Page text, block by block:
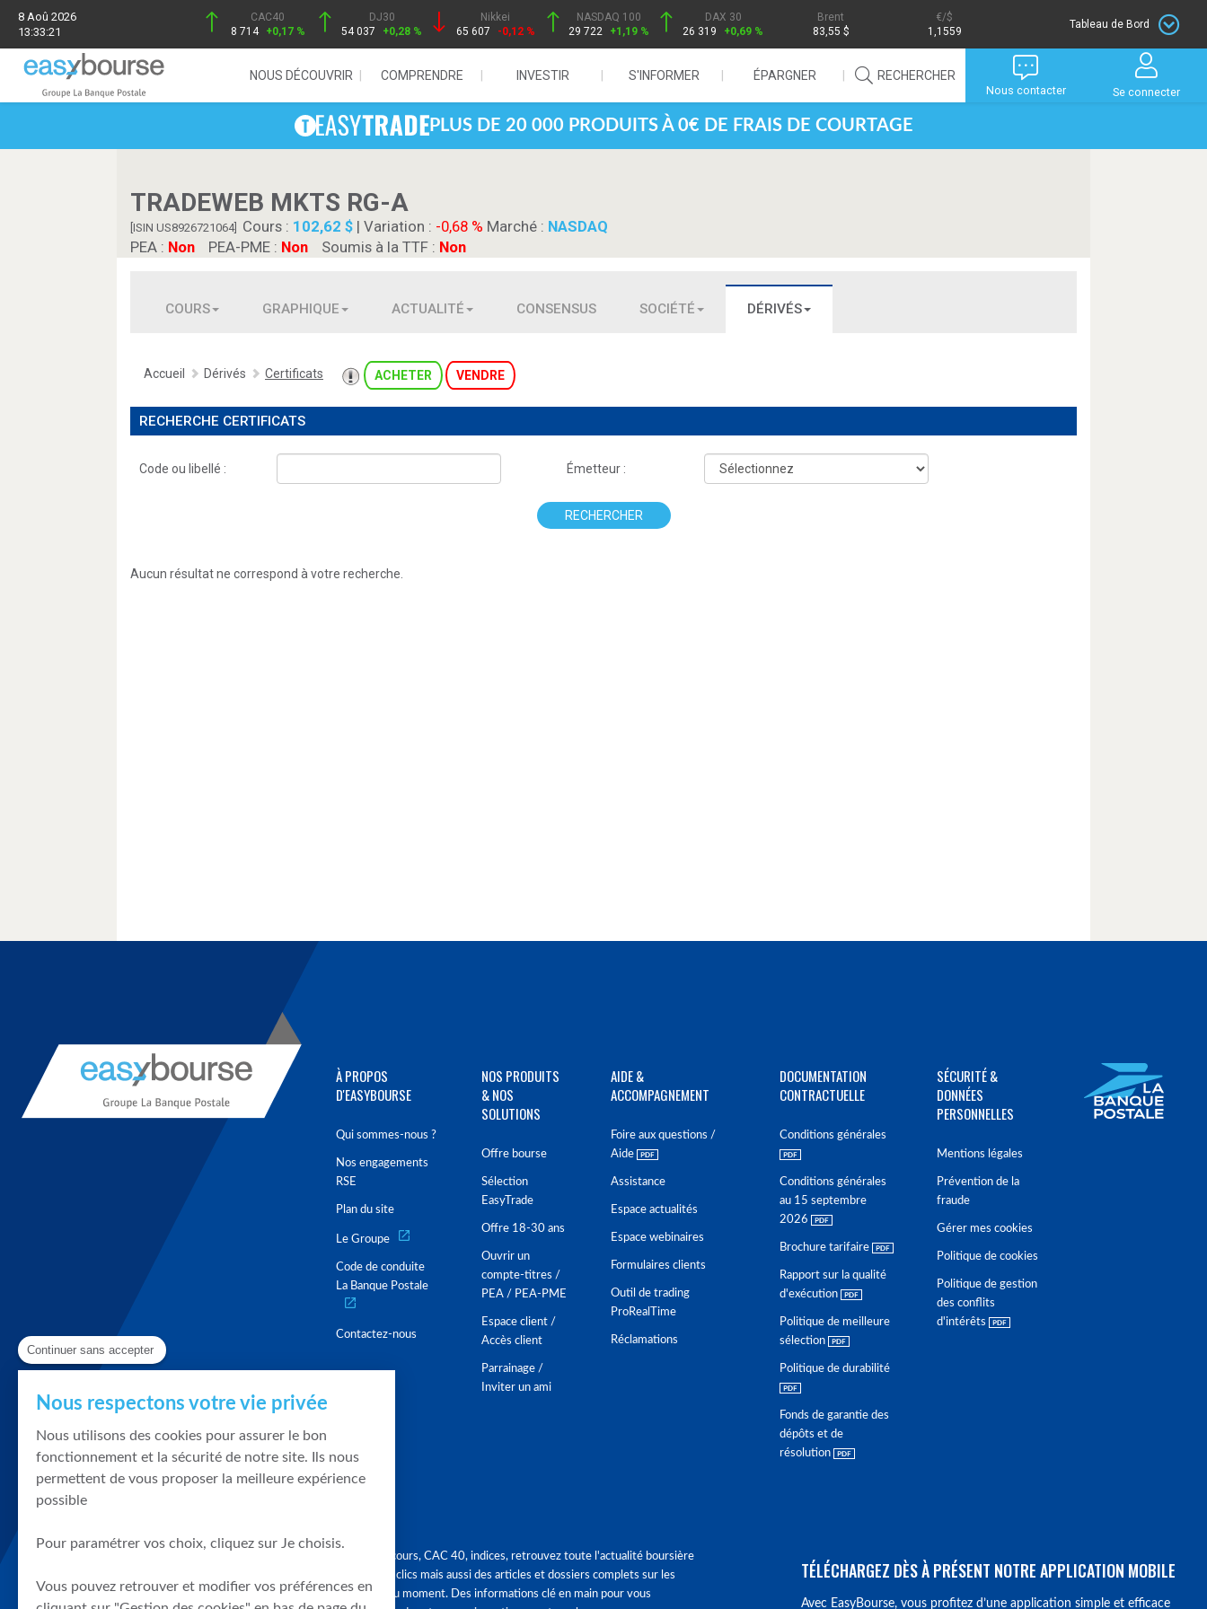
8 Aoû 2026
13:33:21
CAC40
8 714 +0,17 %
DJ30
54 037
+0,28 %
Nikkei
65 607
-0,12 %
NASDAQ 100
29 722
+1,19 %
DAX 30
26 319
+0,69 %
Brent
83,55 $
/$
1,1559
Tableau de Bord
NOUS DÉCOUVRIR COMPRENDRE INVESTIR S'INFORMER ÉPARGNER RECHERCHER
Nous contacter Se connecter
PLUS DE 20 000 PRODUITS À 0€ DE FRAIS DE COURTAGE
TRADEWEB MKTS RG-A
[ISIN US8926721064] Cours : 102,62 $ | Variation : -0,68 % Marché : NASDAQ
PEA : Non PEA-PME : Non Soumis à la TTF : Non
COURS GRAPHIQUE ACTUALITÉ CONSENSUS SOCIÉTÉ DÉRIVÉS
Accueil Dérivés Certificats ACHETER VENDRE
RECHERCHE CERTIFICATS
Code ou libellé : Émetteur :
RECHERCHER
Aucun résultat ne correspond à votre recherche.
À PROPOS
D'EASYBOURSE
Qui sommes-nous ?
Nos engagements
RSE
Plan du site
Le Groupe
Code de conduite
La Banque Postale
Contactez-nous
NOS PRODUITS
& NOS
SOLUTIONS
Offre bourse
Sélection
EasyTrade
Offre 18-30 ans
Ouvrir un
compte-titres /
PEA / PEA-PME
Espace client /
Accès client
Parrainage /
Inviter un ami
AIDE &
ACCOMPAGNEMENT
Foire aux questions /
Aide
Assistance
Espace actualités
Espace webinaires
Formulaires clients
Outil de trading
ProRealTime
Réclamations
DOCUMENTATION
CONTRACTUELLE
Conditions générales
Conditions générales
au 15 septembre
2026
Brochure tarifaire
Rapport sur la qualité
d'exécution
Politique de meilleure
sélection
Politique de durabilité
Fonds de garantie des
dépôts et de
résolution
SÉCURITÉ &
DONNÉES
PERSONNELLES
Mentions légales
Prévention de la
fraude
Gérer mes cookies
Politique de cookies
Politique de gestion
des conflits
d'intérêts
Graphique, cours, CAC 40, indices, retrouvez toute l'actualité boursière
en quelques clics mais aussi des articles et dossiers complets sur les
tendances du moment. Des informations clé en main pour vous
TÉLÉCHARGEZ DÈS À PRÉSENT NOTRE APPLICATION MOBILE
Avec EasyBourse, vous profitez d’une application simple et efficace
Continuer sans accepter
Nous respectons votre vie privée
Nous utilisons des cookies pour assurer le bon
fonctionnement et la sécurité de notre site. Ils nous
permettent de vous proposer la meilleure expérience
possible
Pour paramétrer vos choix, cliquez sur Je choisis.
Vous pouvez retrouver et modifier vos préférences en